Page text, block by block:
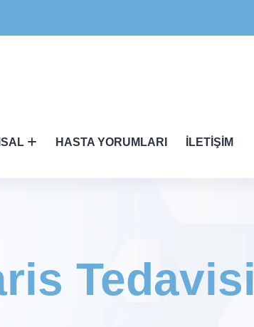
HASTA YORUMLARI İLETIŞIM
Tedavisi